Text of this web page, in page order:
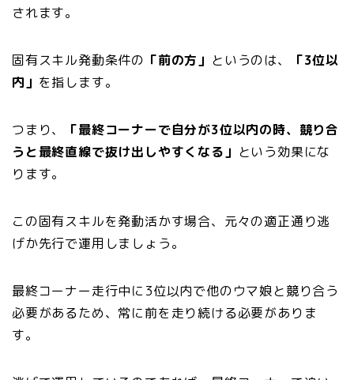
されます。
固有スキル発動条件の 「前の方」 というのは、
「3位以
内」 を指します。
つまり、
「最終コーナーで自分が3位以内の時、競り合
うと最終直線で抜け出しやすくなる」 という効果にな
ります。
この固有スキルを発動活かす場合、元々の適正通り逃
げか先行で運用しましょう。
最終コーナー走行中に3位以内で他のウマ娘と競り合う
必要があるため、常に前を走り続ける必要がありま
す。